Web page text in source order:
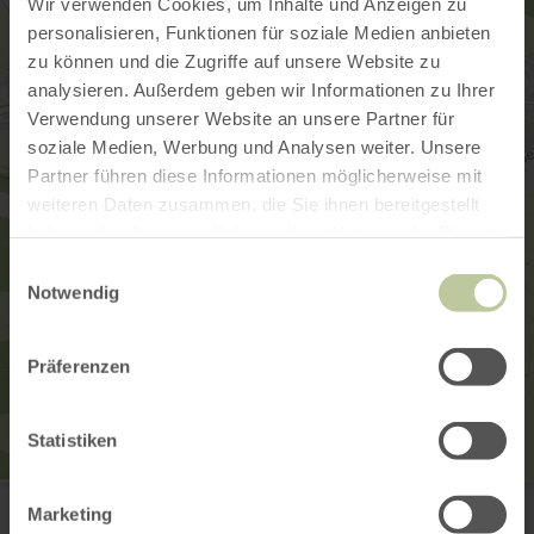
personalisieren, Funktionen für soziale Medien anbieten
zu können und die Zugriffe auf unsere Website zu
analysieren. Außerdem geben wir Informationen zu Ihrer
Verwendung unserer Website an unsere Partner für
soziale Medien, Werbung und Analysen weiter. Unsere
Partner führen diese Informationen möglicherweise mit
weiteren Daten zusammen, die Sie ihnen bereitgestellt
Notwendig
Präferenzen
Statistiken
Marketing
Alter Weg 2